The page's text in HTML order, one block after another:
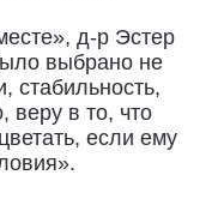
д-р Эстер
выбрано не
стабильность,
веру в то, что
если ему